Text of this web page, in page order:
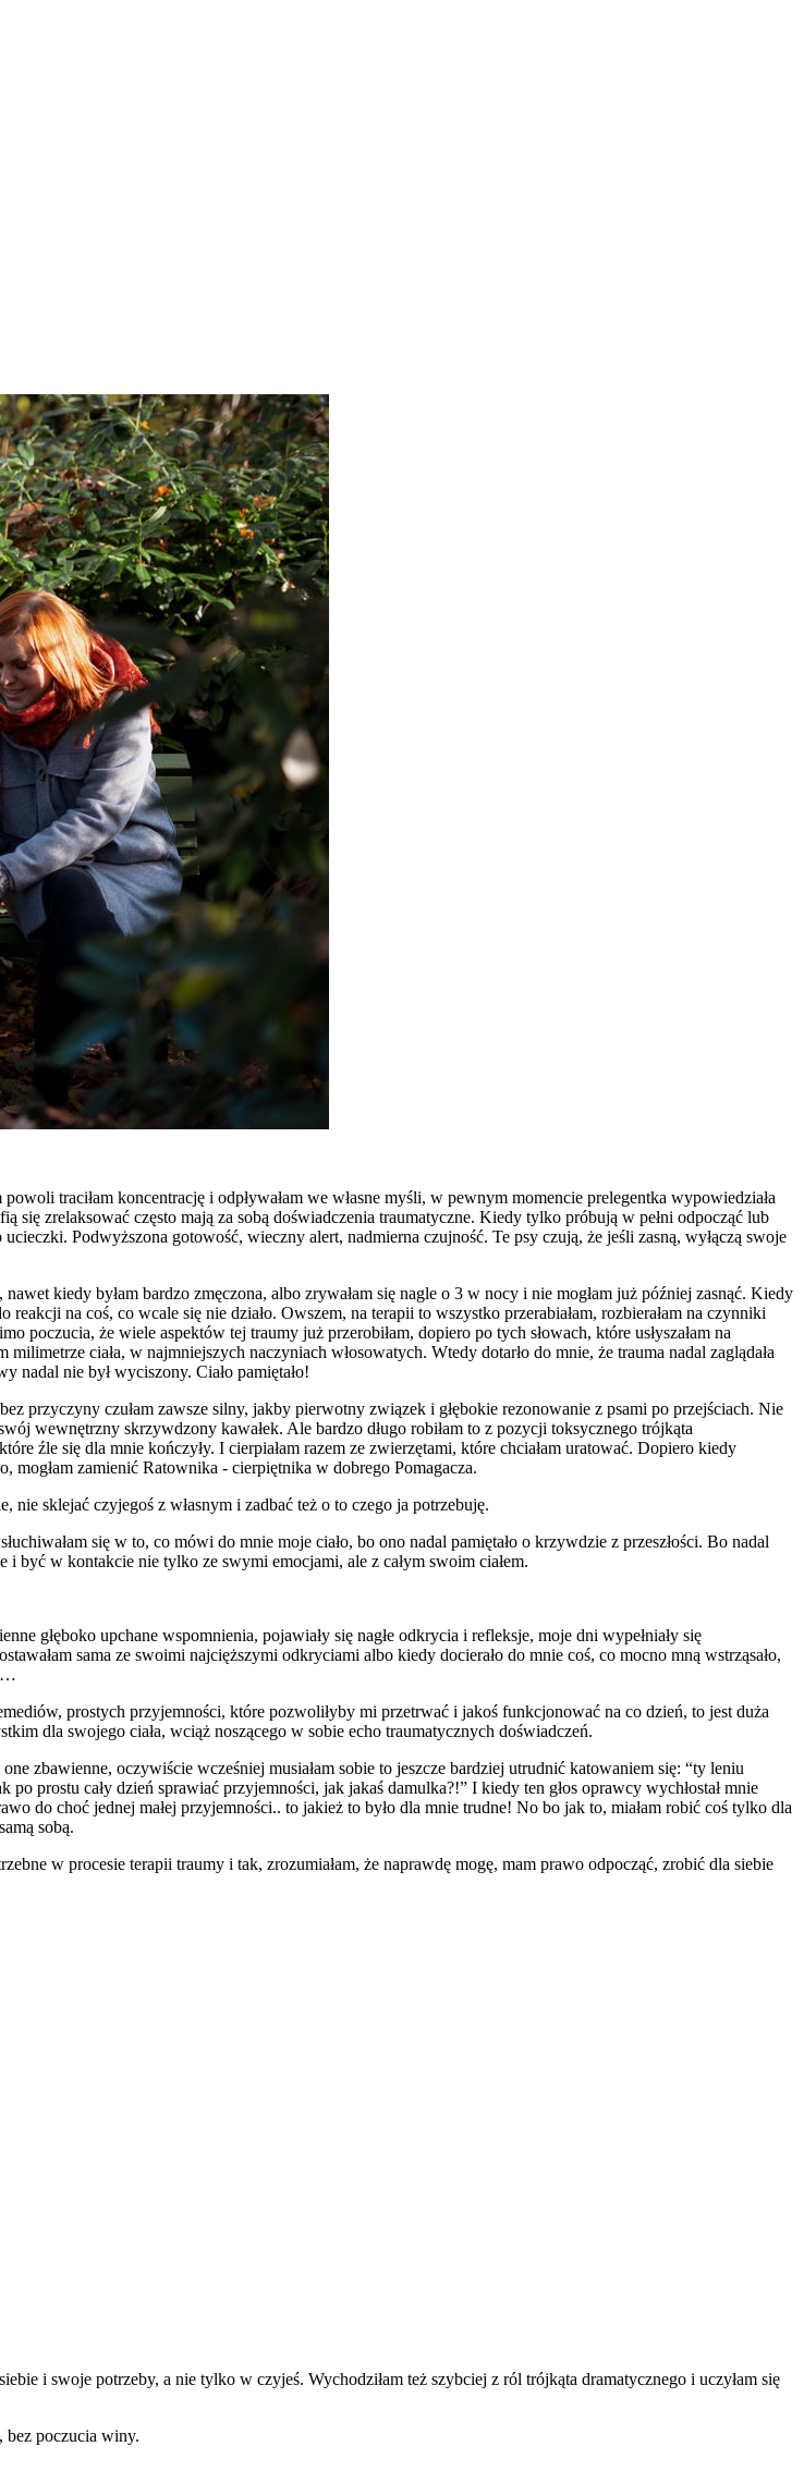
traciłam koncentrację i odpływałam we własne myśli, w pewnym momencie prelegentka wypowiedziała
się zrelaksować często mają za sobą doświadczenia traumatyczne. Kiedy tylko próbują w pełni odpocząć lub
Podwyższona gotowość, wieczny alert, nadmierna czujność. Te psy czują, że jeśli zasną, wyłączą swoje
kiedy byłam bardzo zmęczona, albo zrywałam się nagle o 3 w nocy i nie mogłam już później zasnąć. Kiedy
na coś, co wcale się nie działo. Owszem, na terapii to wszystko przerabiałam, rozbierałam na czynniki
poczucia, że wiele aspektów tej traumy już przerobiłam, dopiero po tych słowach, które usłyszałam na
ciała, w najmniejszych naczyniach włosowatych. Wtedy dotarło do mnie, że trauma nadal zaglądała
nadal nie był wyciszony. Ciało pamiętało!
przyczyny czułam zawsze silny, jakby pierwotny związek i głębokie rezonowanie z psami po przejściach. Nie
wewnętrzny skrzywdzony kawałek. Ale bardzo długo robiłam to z pozycji toksycznego trójkąta
źle się dla mnie kończyły. I cierpiałam razem ze zwierzętami, które chciałam uratować. Dopiero kiedy
mogłam zamienić Ratownika - cierpiętnika w dobrego Pomagacza.
nie sklejać czyjegoś z własnym i zadbać też o to czego ja potrzebuję.
się w to, co mówi do mnie moje ciało, bo ono nadal pamiętało o krzywdzie z przeszłości. Bo nadal
i być w kontakcie nie tylko ze swymi emocjami, ale z całym swoim ciałem.
głęboko upchane wspomnienia, pojawiały się nagłe odkrycia i refleksje, moje dni wypełniały się
sama ze swoimi najcięższymi odkryciami albo kiedy docierało do mnie coś, co mocno mną wstrząsało,
prostych przyjemności, które pozwoliłyby mi przetrwać i jakoś funkcjonować na co dzień, to jest duża
dla swojego ciała, wciąż noszącego w sobie echo traumatycznych doświadczeń.
zbawienne, oczywiście wcześniej musiałam sobie to jeszcze bardziej utrudnić katowaniem się: “ty leniu
prostu cały dzień sprawiać przyjemności, jak jakaś damulka?!” I kiedy ten głos oprawcy wychłostał mnie
do choć jednej małej przyjemności.. to jakież to było dla mnie trudne! No bo jak to, miałam robić coś tylko dla
sobą.
w procesie terapii traumy i tak, zrozumiałam, że naprawdę mogę, mam prawo odpocząć, zrobić dla siebie
i swoje potrzeby, a nie tylko w czyjeś. Wychodziłam też szybciej z ról trójkąta dramatycznego i uczyłam się
bez poczucia winy.